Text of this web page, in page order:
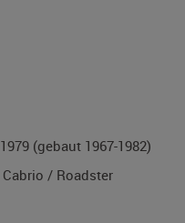
1979 (gebaut 1967-1982)
Cabrio / Roadster